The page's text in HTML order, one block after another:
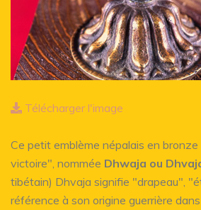
Télécharger l'image
Ce petit emblème népalais en
victoire", nommée Dhwaja ou
tibétain) Dhvaja signifie "drapeau",
référence à son origine guerrière